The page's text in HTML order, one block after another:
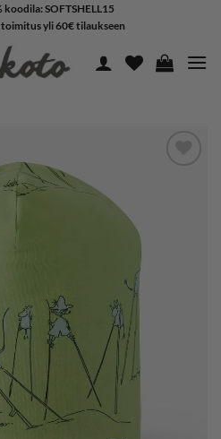
SOFTSHELL15
toimitus yli 60€ tilaukseen
SUOSIKKEIHIN